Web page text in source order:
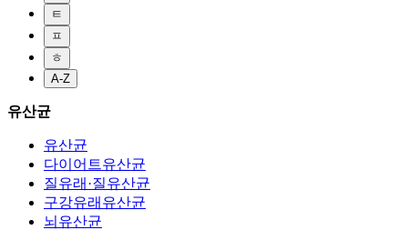
ㅌ
ㅍ
ㅎ
A-Z
유산균
유산균
다이어트유산균
질유래·질유산균
구강유래유산균
뇌유산균